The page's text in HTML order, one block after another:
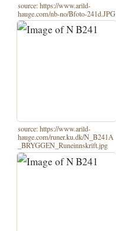
source: https://www.arild-
hauge.com/nb-no/Bfoto-241d.JPG
source: https://www.arild-
hauge.com/runer.ku.dk/N_B241A
_BRYGGEN_Runeinnskrift.jpg